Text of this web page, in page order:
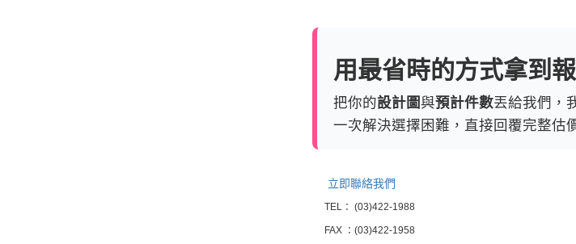
用最省時的方式拿到
把你的設計圖與預計件數丟給我們，
一次解決選擇困難，直接回覆完整估
立即聯絡我們
TEL： (03)422-1988
FAX ：(03)422-1958